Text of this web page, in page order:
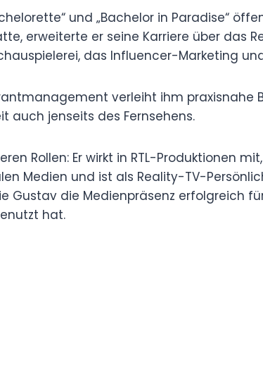
und „Bachelor in Paradise“
erweiterte er seine Karriere über das
das Influencer-Marketing
verleiht ihm praxisnahe
auch jenseits des Fernsehens.
Rollen: Er wirkt in RTL-Produktionen
Medien und ist als Reality-TV-
Gustav die Medienpräsenz erfolgreich
hat.